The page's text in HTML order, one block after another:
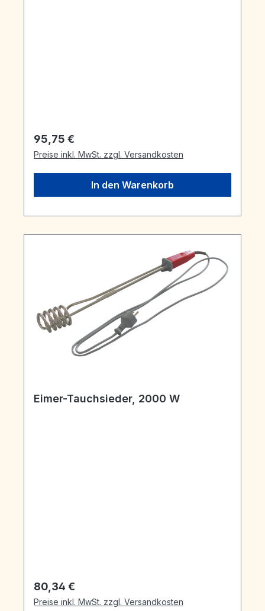
Regulärer Preis:
95,75 €
Preise inkl. MwSt. zzgl. Versandkosten
In den Warenkorb
Eimer-Tauchsieder, 2000 W
Regulärer Preis:
80,34 €
Preise inkl. MwSt. zzgl. Versandkosten